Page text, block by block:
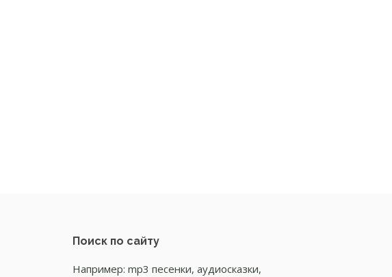
Поиск по сайту
Например: mp3 песенки, аудиосказки,